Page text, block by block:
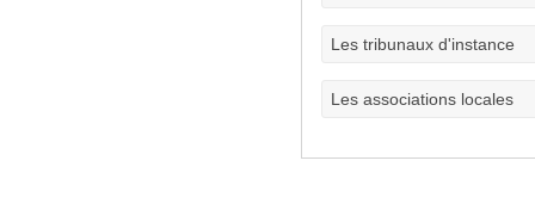
Les tribunaux d'instance
Les associations locales